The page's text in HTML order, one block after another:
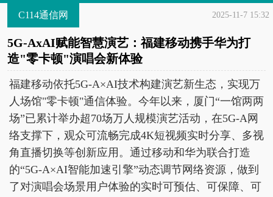
C114通信网 2025-11-7 15:32
5G-AxAI赋能智慧演艺：福建移动携手华为打
造"零卡顿"演唱会新体验
福建移动依托5G-A×AI技术构建演艺新生态，实现万
人场馆"零卡顿"通信体验。今年以来，厦门“一馆两两
场”已累计举办超70场万人规模演艺活动，在5G-A网
络支撑下，观众可流畅完成4K短视频实时分享、多视
角直播切换等创新应用。通过移动和华为联合打造
的“5G-A×AI智能加速引擎”动态调节网络资源，做到
了对演唱会场景用户体验的实时可预估、可保障、可